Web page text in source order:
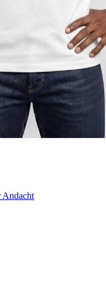
Andacht